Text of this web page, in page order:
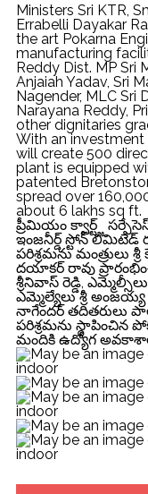
Ministers Sri KTR,
Errabelli Dayakar
the art Pokarna
manufacturing
Reddy Dist. MP Sri
Anjaiah Yadav, Sri
Nagender, MLC Sri
Narayana Reddy,
other dignitaries
With an investment
will create 500
plant is equipped
patented
spread over
about 6 lakhs sq ft.
ప్రీమియం క్వార్ట్జ్
ఇంజనీర్డ్‌ స్టోన్‌
పరిశ్రమను మంత్రులు
ద‌యాక‌ర్ రావు
శ్రీనివాస్ రెడ్డి,
ఎమ్మెల్యేలు శ్రీ అంజ‌య్య
నాగేందర్ తదితరులు
పరిశ్రమను స్థాపించిన
మందికి ఉద్యోగ